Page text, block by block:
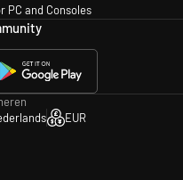
PC and Consoles
EUR